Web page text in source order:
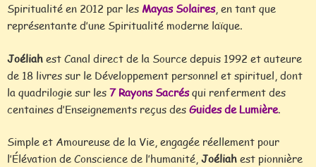
Spiritualité en 2012 par lesMayas Solaires, en tant que
représentante d’une Spiritualité moderne laïque.
Joéliahest Canal direct de la Source depuis 1992 et auteure
de 18 livres sur le Développement personnel et spirituel, dont
la quadrilogie sur les7 Rayons Sacrésqui renferment des
centaines d’Enseignements reçus desGuides de Lumière.
Simple et Amoureuse de la Vie, engagée réellement pour
l’Élévation de Conscience de l’humanité, Joéliahest pionnière